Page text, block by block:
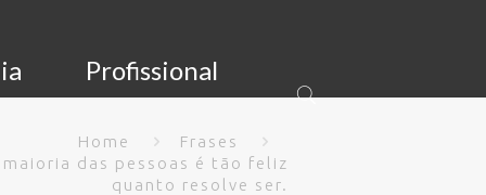
Profissional
Home
Frases
maioria das pessoas é tão feliz
quanto resolve ser.